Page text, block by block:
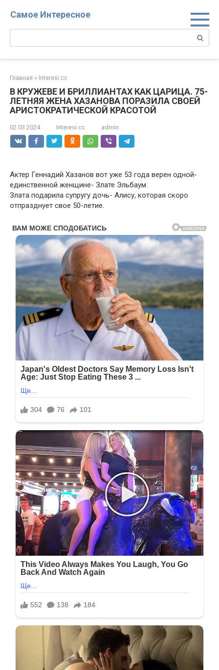
Самое Интересное
Поиск:
Главная » Interesi.cc
В КРУЖЕВЕ И БРИЛЛИАНТАХ КАК ЦАРИЦА. 75-
ЛЕТНЯЯ ЖЕНА ХАЗАНОВА ПОРАЗИЛА СВОЕЙ
АРИСТОКРАТИЧЕСКОЙ КРАСОТОЙ
02.03.2024 Interesi.cc admin
Актер Геннадий Хазанов вот уже 53 года верен одной-
единственной женщине- Злате Эльбаум.
Злата подарила супругу дочь- Алису, которая скоро
отпразднует свое 50-летие.